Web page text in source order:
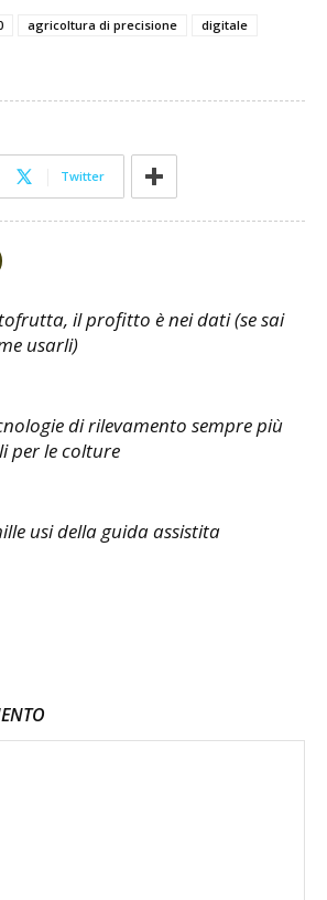
agricoltura di precisione
digitale
Twitter
il profitto è nei dati (se sai
usarli)
di rilevamento sempre più
per le colture
usi della guida assistita